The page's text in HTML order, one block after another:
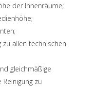
der Innenräume;
zu allen technischen
gleichmäßige
zu